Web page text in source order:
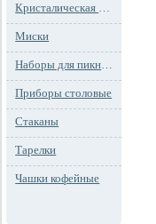
Кристалическая посуда
Миски
Наборы для пикника
Приборы столовые
Стаканы
Тарелки
Чашки кофейные